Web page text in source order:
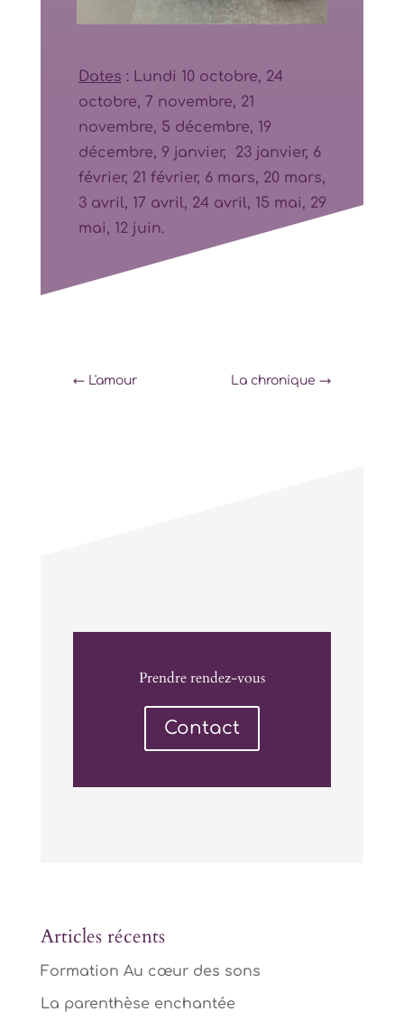
Dates : Lundi 10 octobre, 24
octobre, 7 novembre, 21
novembre, 5 décembre, 19
décembre, 9 janvier, 23 janvier, 6
février, 21 février, 6 mars, 20 mars,
3 avril, 17 avril, 24 avril, 15 mai, 29
mai, 12 juin.
← L'amour La chronique →
Prendre rendez-vous
Contact
Articles récents
Formation Au cœur des sons
La parenthèse enchantée